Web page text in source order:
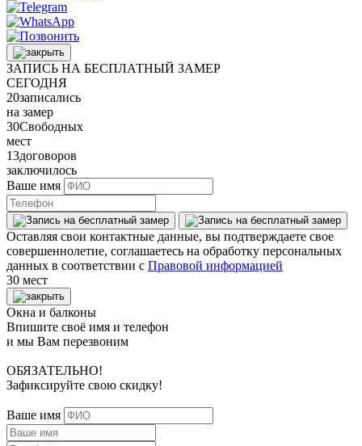
ЗАПИСЬ НА БЕСПЛАТНЫЙ ЗАМЕР
СЕГОДНЯ
20записались
на замер
30Свободных
мест
13договоров
заключилось
Ваше имя
Оставляя свои контактные данные, вы подтверждаете свое
совершеннолетие, соглашаетесь на обработку персональных
данных в соответствии с Правовой информацией
30 мест
Окна и балконы
Впишите своё имя и телефон
и мы Вам перезвоним
ОБЯЗАТЕЛЬНО!
Зафиксируйте свою скидку!
Ваше имя